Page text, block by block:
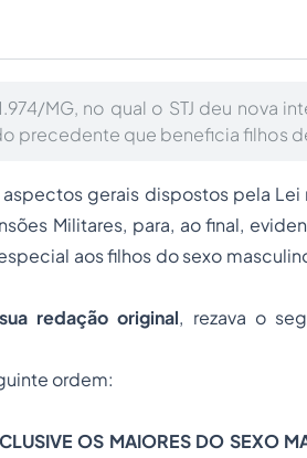
MG, no qual o STJ deu nova
precedente que beneficia filhos
gerais dispostos pela Lei
Militares, para, ao final,
aos filhos do sexo
redação original, rezava o
ordem:
OS MAIORES DO SEXO